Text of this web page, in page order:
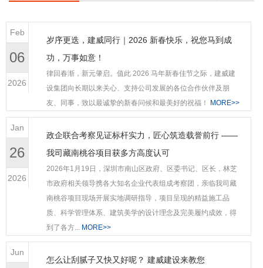
Feb
06
2026
岁序更迭，建威同行｜2026 新春快乐，祝您马到成
功，万事如意！
律回春渐，新元肇启。值此 2026 马年新春佳节之际，建威建
设集团向长期以来关心、支持公司发展的各位合作伙伴及朋
友、同事，致以最诚挚的新春问候和最美好的祝福！
MORE>>
Jan
26
2026
政企联合考察见证标杆实力，匠心筑造载誉前行 ——
我司藏南桃谷项目获多方高度认可​
2026年1月19日，深圳市南山区政府、区委书记、区长，林芝
市政府相关领导携各大知名企业代表组成考察团，亲临我司藏
南桃谷项目现场开展实地调研指导，项目呈现的精益施工品
质、科学管理体系、建筑美学的设计理念及完美履约成效，得
到了各方...
MORE>>
Jun
怎么让刮腻子又快又好呢？ 建威建设来教您